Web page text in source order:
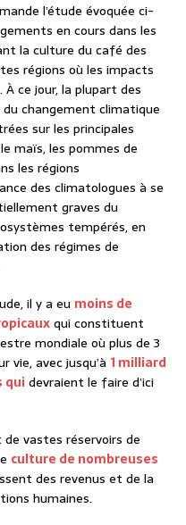
l’étude évoquée ci-
en cours dans les
la culture du café des
régions où les impacts
ce jour, la plupart des
changement climatique
sur les principales
maïs, les pommes de
les régions
des climatologues à se
graves du
tempérés, en
des régimes de
il y a eu moins de
qui constituent
mondiale où plus de 3
vie, avec jusqu’à 1 milliard
qui devraient le faire d’ici
vastes réservoirs de
culture de nombreuses
des revenus et de la
humaines.